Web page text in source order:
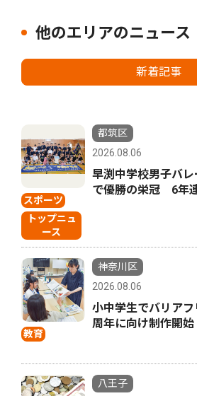
他のエリアのニュース
新着記事
スポーツ
トップニュ
ース
都筑区
2026.08.06
早渕中学校男子バ
で優勝の栄冠 6年
教育
神奈川区
2026.08.06
小中学生でバリア
周年に向け制作開始
八王子